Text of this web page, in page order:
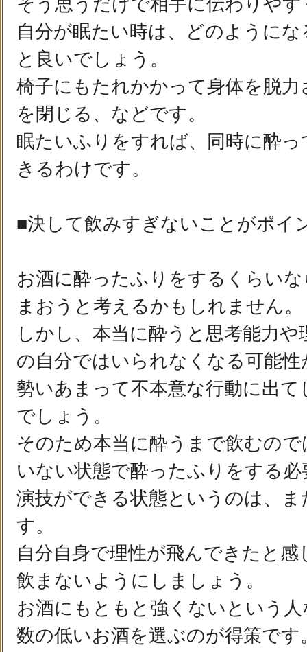
そう思うだけで相手に伝わりや
自分が眠たい時は、どのように
と良いでしょう。
椅子にもたれかかって身体を脱
を閉じる、などです。
眠たいふりをすれば、同時に酔
きるわけです。
■決して飲みすぎないことがポイ
お酒に酔ったふりをするくらい
まおうと考えるかもしれません。
しかし、本当に酔うと思考能力や
の自分ではいられなくなる可能
勢いあまって不本意な行動に出
でしょう。
そのため本当に酔うまで飲むの
いない状態で酔ったふりをする
演技ができる状態というのは、
す。
自分自身で理性が飛んできたと
飲まないようにしましょう。
お酒にもともと強くないという
数の低いお酒を選ぶのが得策です